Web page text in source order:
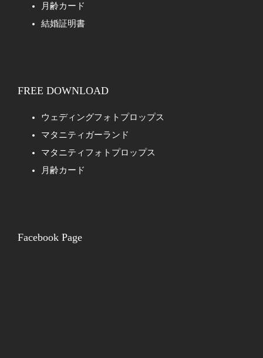
月齢カード
結婚証明書
FREE DOWNLOAD
ウェディングフォトプロップス
マタニティガーランド
マタニティフォトプロップス
月齢カード
Facebook Page